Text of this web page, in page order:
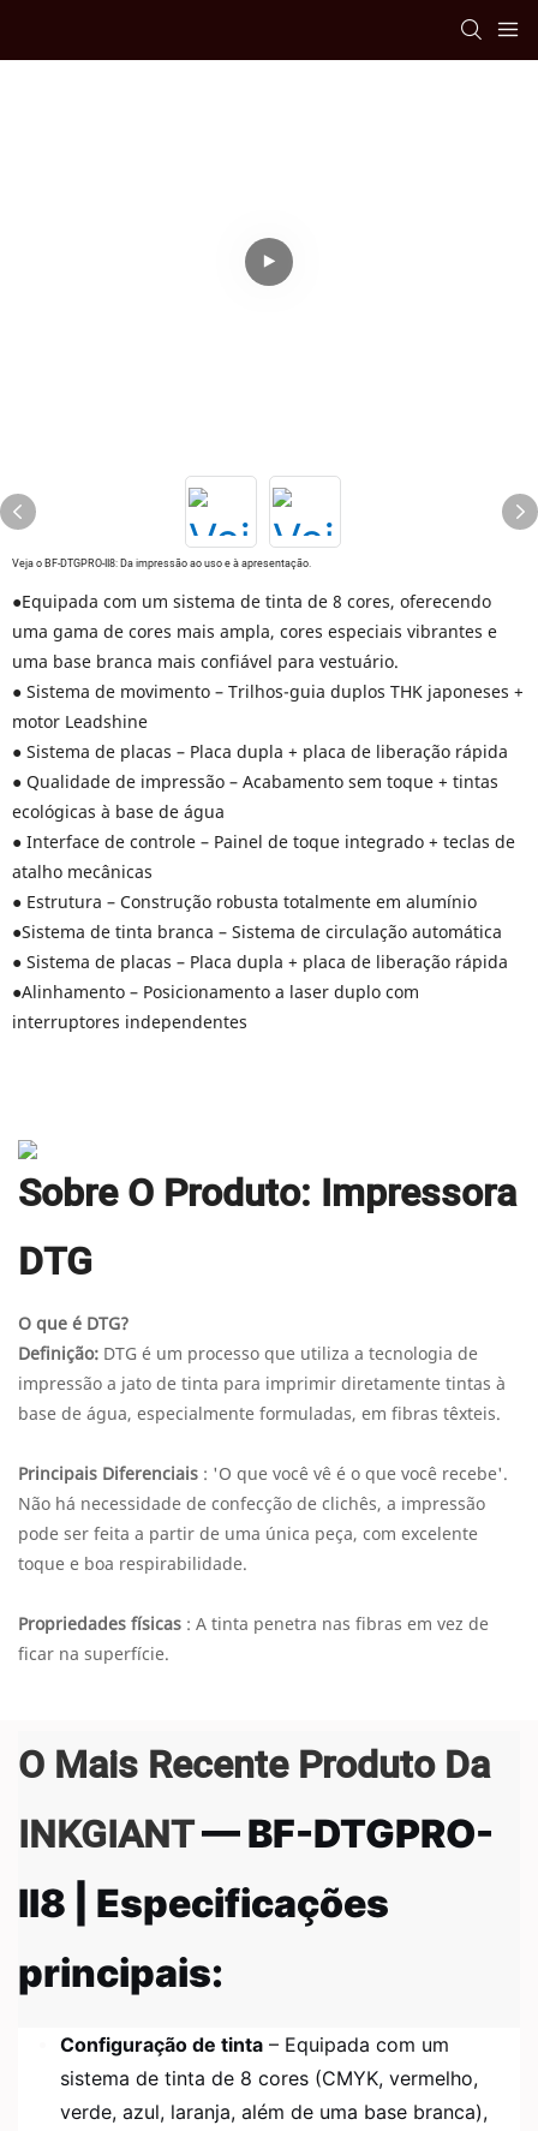
Veja o BF-DTGPRO-II8: Da impressão ao uso e à apresentação.
●Equipada com um sistema de tinta de 8 cores, oferecendo
uma gama de cores mais ampla, cores especiais vibrantes e
uma base branca mais confiável para vestuário.
● Sistema de movimento – Trilhos-guia duplos THK japoneses +
motor Leadshine
● Sistema de placas – Placa dupla + placa de liberação rápida
● Qualidade de impressão – Acabamento sem toque + tintas
ecológicas à base de água
● Interface de controle – Painel de toque integrado + teclas de
atalho mecânicas
● Estrutura – Construção robusta totalmente em alumínio
●Sistema de tinta branca – Sistema de circulação automática
● Sistema de placas – Placa dupla + placa de liberação rápida
●Alinhamento – Posicionamento a laser duplo com
interruptores independentes
Sobre O Produto: Impressora
DTG
O que é DTG?
Definição: DTG é um processo que utiliza a tecnologia de
impressão a jato de tinta para imprimir diretamente tintas à
base de água, especialmente formuladas, em fibras têxteis.
Principais Diferenciais : 'O que você vê é o que você recebe'.
Não há necessidade de confecção de clichês, a impressão
pode ser feita a partir de uma única peça, com excelente
toque e boa respirabilidade.
Propriedades físicas : A tinta penetra nas fibras em vez de
ficar na superfície.
O Mais Recente Produto Da
INKGIANT— BF-DTGPRO-
II8 | Especificações
principais:
Configuração de tinta– Equipada com um
sistema de tinta de 8 cores (CMYK, vermelho,
verde, azul, laranja, além de uma base branca),